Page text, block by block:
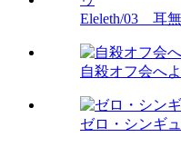
Eleleth/03 耳
自殺オフ会へ
ゼロ・シンギ